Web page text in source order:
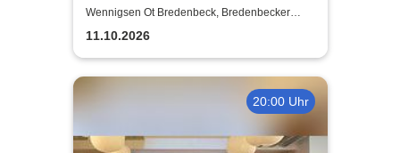
Offensive
Wennigsen Ot Bredenbeck, Bredenbecker
Scheune
11.10.2026
20:00 Uhr